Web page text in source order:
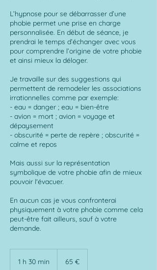
L’hypnose pour se débarrasser d’une
phobie permet une prise en charge
personnalisée. En début de séance, je
prendrai le temps d’échanger avec vous
pour comprendre l’origine de votre phobie
et ainsi mieux la déloger.
Je travaille sur des suggestions qui
permettent de remodeler les associations
irrationnelles comme par exemple:
- eau = danger ; eau = bien-être
- avion = mort ; avion = voyage et
dépaysement
- obscurité = perte de repère ; obscurité =
calme et repos
Mais aussi sur la représentation
symbolique de votre phobie afin de mieux
pouvoir l'évacuer.
En aucun cas je vous confronterai
physiquement à votre phobie comme cela
peut-être fait ailleurs, sauf à votre
1 h 30 min 65 €